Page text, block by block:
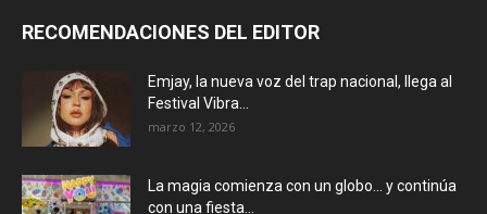
RECOMENDACIONES DEL EDITOR
Emjay, la nueva voz del trap nacional, llega al
Festival Vibra...
marzo 12, 2026
La magia comienza con un globo… y continúa
con una fiesta...